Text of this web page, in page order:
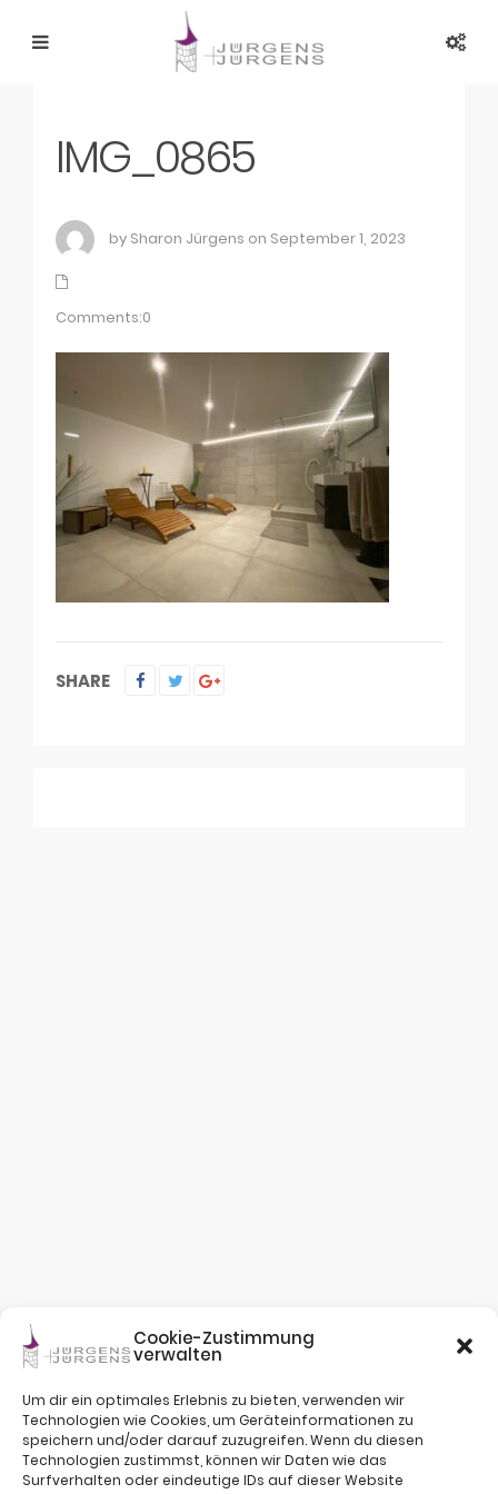
Cookie-Zustimmung
verwalten
Um dir ein optimales Erlebnis zu bieten, verwenden wir
Technologien wie Cookies, um Geräteinformationen zu
speichern und/oder darauf zuzugreifen. Wenn du diesen
Technologien zustimmst, können wir Daten wie das
Surfverhalten oder eindeutige IDs auf dieser Website
IMG_0865
by Sharon Jürgens on September 1, 2023
Comments:0
SHARE